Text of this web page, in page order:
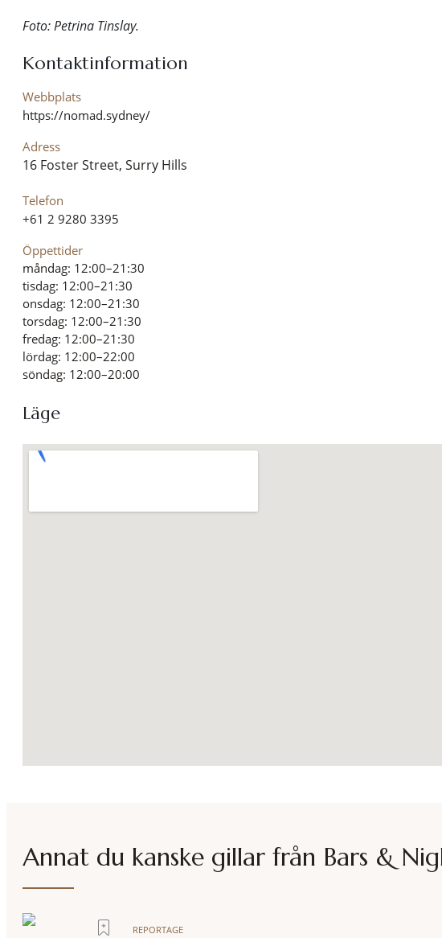
Foto: Petrina Tinslay.
Kontaktinformation
Webbplats
https://nomad.sydney/
Adress
16 Foster Street, Surry Hills
Telefon
+61 2 9280 3395
Öppettider
måndag: 12:00–21:30
tisdag: 12:00–21:30
onsdag: 12:00–21:30
torsdag: 12:00–21:30
fredag: 12:00–21:30
lördag: 12:00–22:00
söndag: 12:00–20:00
Läge
Annat du kanske gillar från Bars &
REPORTAGE